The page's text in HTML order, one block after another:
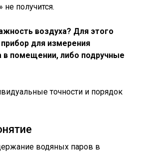
не получится.
воздуха? Для этого
для измерения
в помещении, либо подручные
точности и порядок
водяных паров в